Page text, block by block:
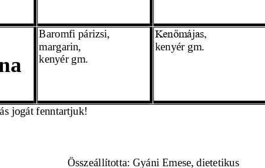
Baromfi párizsi,
margarin,
kenyér gm.
Kenőmájas,
kenyér gm.
jogát fenntartjuk!
Összeállította: Gyáni Emese, dietetikus